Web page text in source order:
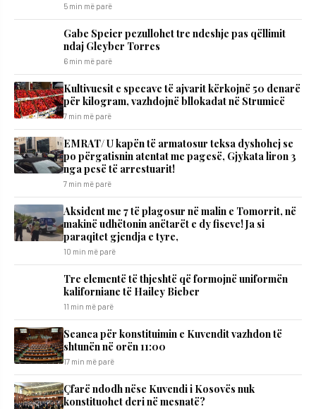
5 min më parë
Gabe Speier pezullohet tre ndeshje pas qëllimit
ndaj Gleyber Torres
6 min më parë
Kultivuesit e specave të ajvarit kërkojnë 50 denarë
për kilogram, vazhdojnë bllokadat në Strumicë
7 min më parë
EMRAT/ U kapën të armatosur teksa dyshohej se
po përgatisnin atentat me pagesë, Gjykata liron 3
nga pesë të arrestuarit!
7 min më parë
Aksident me 7 të plagosur në malin e Tomorrit, në
makinë udhëtonin anëtarët e dy fiseve! Ja si
paraqitet gjendja e tyre,
10 min më parë
Tre elementë të thjeshtë që formojnë uniformën
kaliforniane të Hailey Bieber
11 min më parë
Seanca për konstituimin e Kuvendit vazhdon të
shtunën në orën 11:00
17 min më parë
Çfarë ndodh nëse Kuvendi i Kosovës nuk
konstituohet deri në mesnatë?